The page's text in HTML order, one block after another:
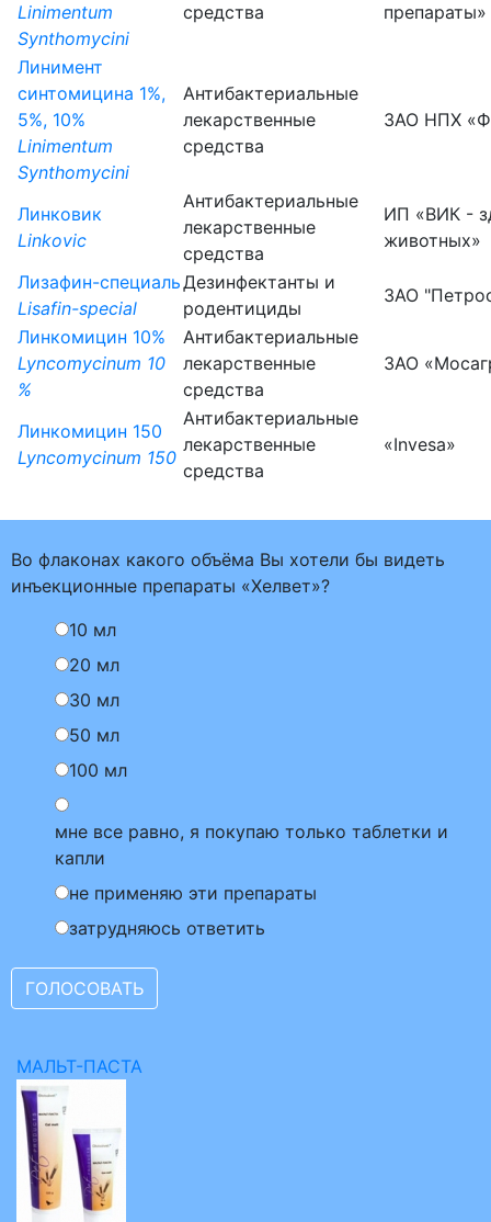
Linimentum
Synthomycini
средства
препараты»
Линимент
синтомицина 1%,
5%, 10%
Linimentum
Synthomycini
Антибактериальные
лекарственные
средства
ЗАО НПХ
Линковик
Linkovic
Антибактериальные
лекарственные
средства
ИП «ВИК -
животных»
Лизафин-специаль
Lisafin-special
Дезинфектанты и
родентициды
ЗАО
Линкомицин 10%
Lyncomycinum 10
%
Антибактериальные
лекарственные
средства
ЗАО
Линкомицин 150
Lyncomycinum 150
Антибактериальные
лекарственные
средства
«Invesa»
Во флаконах какого объёма Вы хотели бы видеть
инъекционные препараты «Хелвет»?
10 мл
20 мл
30 мл
50 мл
100 мл
мне все равно, я покупаю только таблетки и
капли
не применяю эти препараты
затрудняюсь ответить
МАЛЬТ-ПАСТА